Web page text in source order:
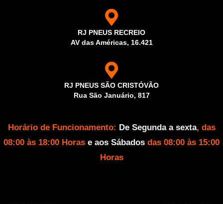
RJ PNEUS RECREIO
AV das Américas, 16.421
RJ PNEUS SÃO CRISTÓVÃO
Rua São Januário, 817
Horário de Funcionamento: De Segunda a sexta, das
08:00 às 18:00 Horas e aos Sábados das 08:00 às 15:00
Horas